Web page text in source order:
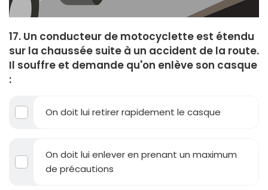
17. Un conducteur de motocyclette est étendu
sur la chaussée suite à un accident de la route.
Il souffre et demande qu'on enlève son casque
:
On doit lui retirer rapidement le casque
On doit lui enlever en prenant un maximum
de précautions